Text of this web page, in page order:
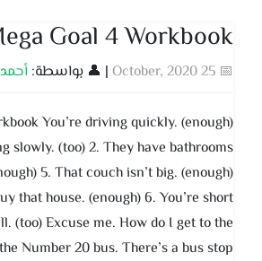
Goal 4 Workbook
📅 25 October, 2020 | 👤 بواسطة: أحمد
You’re driving quickly. (enough)
slowly. (too) 2. They have bathrooms
5. That couch isn’t big. (enough)
that house. (enough) 6. You’re short
(too) Excuse me. How do I get to the
Number 20 bus. There’s a bus stop